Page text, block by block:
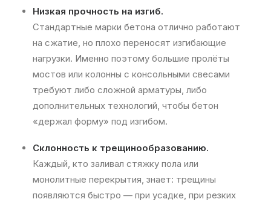
Низкая прочность на изгиб.
Стандартные марки бетона отлично работают
на сжатие, но плохо переносят изгибающие
нагрузки. Именно поэтому большие пролёты
мостов или колонны с консольными свесами
требуют либо сложной арматуры, либо
дополнительных технологий, чтобы бетон
«держал форму» под изгибом.
Склонность к трещинообразованию.
Каждый, кто заливал стяжку пола или
монолитные перекрытия, знает: трещины
появляются быстро — при усадке, при резких